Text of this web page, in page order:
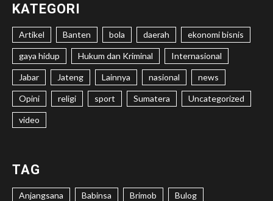
KATEGORI
Artikel Banten bola daerah ekonomi bisnis
gaya hidup Hukum dan Kriminal Internasional
Jabar Jateng Lainnya nasional news
Opini religi sport Sumatera Uncategorized
video
TAG
Anjangsana Babinsa Brimob Bulog